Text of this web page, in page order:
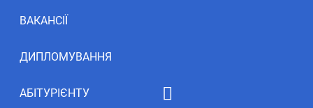
ВАКАНСІЇ
ДИПЛОМУВАННЯ
АБІТУРІЄНТУ